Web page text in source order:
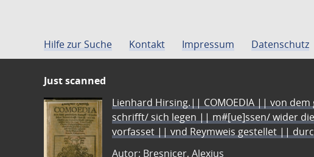
Hilfe zur Suche Kontakt Impressum Datenschutz
Just scanned
Lienhard Hirsing.|| COMOEDIA || von
schrifft/ sich legen || m#[ue]ssen/ wider
vorfasset || vnd Reymweis gestellet ||
Autor: Bresnicer, Alexius